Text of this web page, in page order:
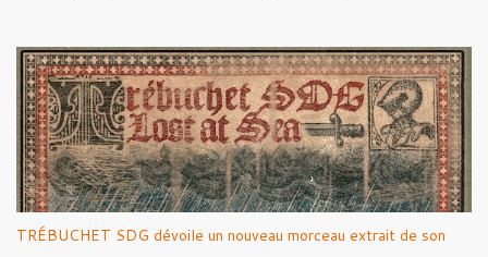
cette réflexion, Tracks est allé à la rencontre de Noise (
Kanonenfieber ) et de Dmytro Kumar ( 1914 ), qui reviennent sur
leur intérêt pour la Première Guerre mondiale. Le documentaire
donne également la parole au producteur Kristian "Kohle"
Kohlmannslehner, collaborateur de 1914 , ainsi qu'à l'historien
Ralf Raths, directeur du Musée allemand des blindés de Munster,
afin d'interroger plus largement la place des images de guerre
dans l'esthétique et l'imaginaire du Metal. Le reportage est à
TRÉBUCHET SDG dévoile un nouveau morceau extrait de son